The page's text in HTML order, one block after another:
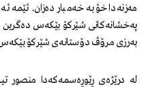
مەزنەدا خۆ بە خەمبار دەزان. ئێمە
پەخشانەکانی شێرکۆ بێکەس دەگرین و
بەرزی مرۆڤ دۆستانەی شێرکۆ
لە درێژەی ڕێوڕەسمەکەدا منصور